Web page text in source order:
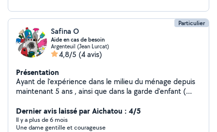
Particulier
Safina O
Aide en cas de besoin
Argenteuil (Jean Lurcat)
4,8/5 (4 avis)
Présentation
Ayant de l'expérience dans le milieu du ménage depuis
maintenant 5 ans , ainsi que dans la garde d'enfant (
et femme de ménage . N'hésitez pas à me contacter
pour tout renseignement.
Dernier avis laissé par Aichatou : 4/5
Il y a plus de 6 mois
Une dame gentille et courageuse